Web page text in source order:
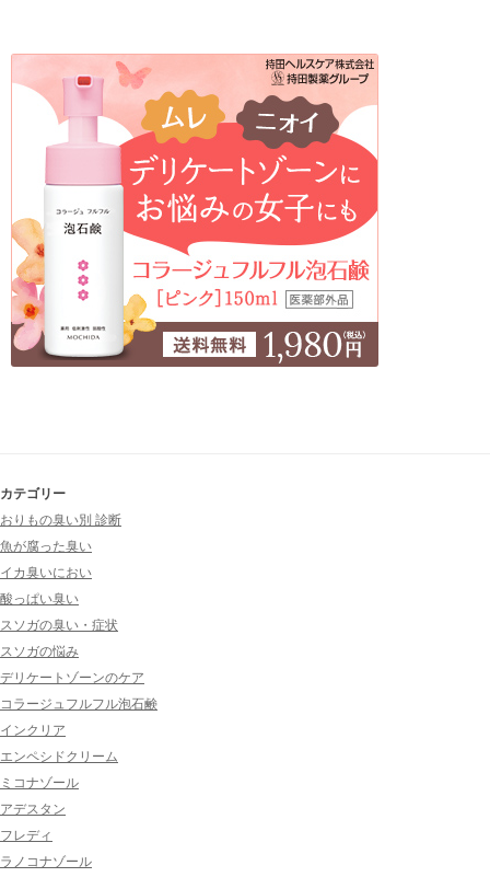
カテゴリー
おりもの臭い別 診断
魚が腐った臭い
イカ臭いにおい
酸っぱい臭い
スソガの臭い・症状
スソガの悩み
デリケートゾーンのケア
コラージュフルフル泡石鹸
インクリア
エンペシドクリーム
ミコナゾール
アデスタン
フレディ
ラノコナゾール